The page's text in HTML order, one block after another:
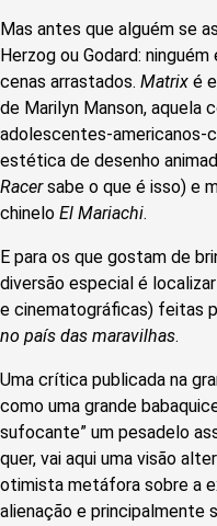
Mas antes que alguém se
Herzog ou Godard:
cenas arrastados. Matrix é
de Marilyn Manson, aquela
adolescentes-americanos-
estética de desenho
Racersabe o que é isso) e
chinelo El Mariachi.
E para os que gostam de
diversão especial é
e cinematográficas) feitas
no país das maravilhas.
Uma crítica publicada na
como uma grande
sufocante” um pesadelo
quer, vai aqui uma visão
otimista metáfora sobre a
alienação e principalmente